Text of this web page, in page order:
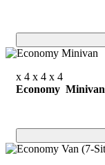
x 4 x 4 x 4
Economy Minivan